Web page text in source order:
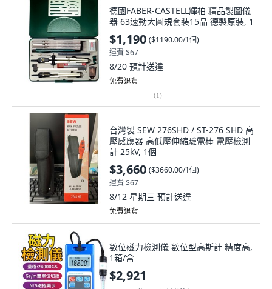
德國FABER-CASTELL輝柏 精品製圖儀
器 63速動大圓規套裝15品 德製原裝, 1
$1,190 ($1190.00/1個)
運費 $67
8/20 預計送達
免費退貨
(1)
台灣製 SEW 276SHD / ST-276 SHD 高
壓感應器 高低壓伸縮驗電棒 電壓檢測
計 25kV, 1個
$3,660 ($3660.00/1個)
運費 $67
8/12 星期三 預計送達
免費退貨
數位磁力檢測儀 數位型高斯計 精度高,
1箱/盒
$2,921